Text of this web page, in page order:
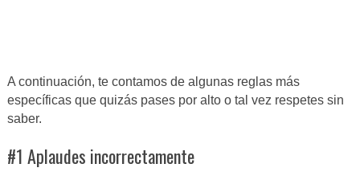
A continuación, te contamos de algunas reglas más
específicas que quizás pases por alto o tal vez respetes sin
saber.
#1 Aplaudes incorrectamente